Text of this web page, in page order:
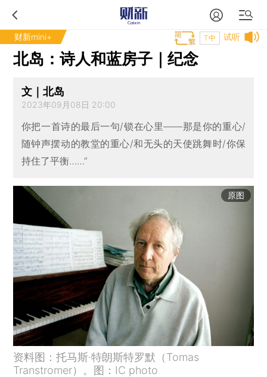
财新mini+ 试听
T中
北岛：诗人和蓝房子｜纪念
文｜北岛
2023年09月08日 20:00
你把一首诗的最后一句/锁在心里——那是你的重心/
随钟声摆动的教堂的重心/和无头的天使跳舞时/你保
持住了平衡……”
原图
资料图：托马斯·特朗斯特罗默（Tomas
Transtromer）。图：IC photo